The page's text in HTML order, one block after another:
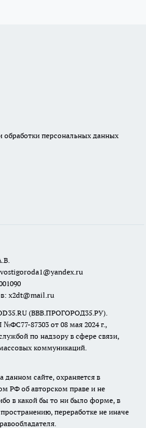
персональных данных
x2dt@mail.ru
(ВВВ.ПРОГОРОД35.РУ).
87303 от 08 мая 2024 г.,
по надзору в сфере связи,
коммуникаций.
сайте, охраняется в
РФ об авторском праве и не
в какой бы то ни было форме, в
переработке не иначе